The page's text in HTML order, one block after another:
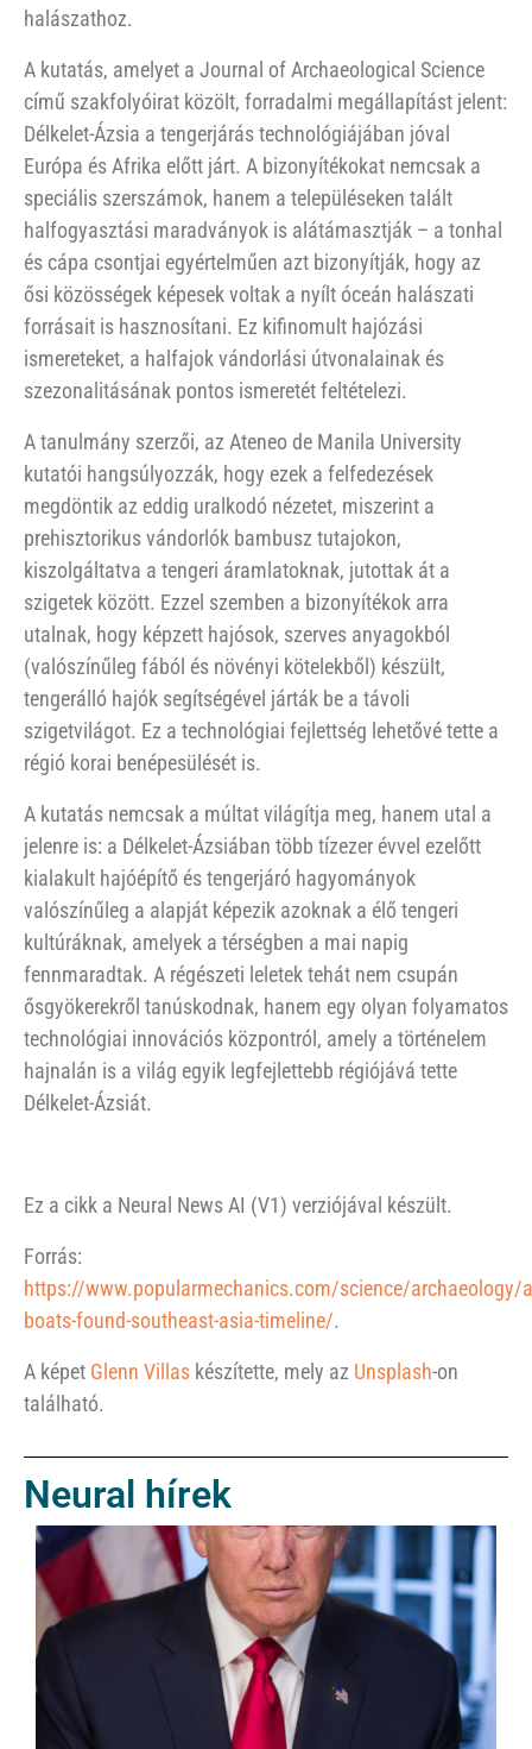
halászathoz.
A kutatás, amelyet a Journal of Archaeological Science
című szakfolyóirat közölt, forradalmi megállapítást jelent:
Délkelet-Ázsia a tengerjárás technológiájában jóval
Európa és Afrika előtt járt. A bizonyítékokat nemcsak a
speciális szerszámok, hanem a településeken talált
halfogyasztási maradványok is alátámasztják – a tonhal
és cápa csontjai egyértelműen azt bizonyítják, hogy az
ősi közösségek képesek voltak a nyílt óceán halászati
forrásait is hasznosítani. Ez kifinomult hajózási
ismereteket, a halfajok vándorlási útvonalainak és
szezonalitásának pontos ismeretét feltételezi.
A tanulmány szerzői, az Ateneo de Manila University
kutatói hangsúlyozzák, hogy ezek a felfedezések
megdöntik az eddig uralkodó nézetet, miszerint a
prehisztorikus vándorlók bambusz tutajokon,
kiszolgáltatva a tengeri áramlatoknak, jutottak át a
szigetek között. Ezzel szemben a bizonyítékok arra
utalnak, hogy képzett hajósok, szerves anyagokból
(valószínűleg fából és növényi kötelekből) készült,
tengerálló hajók segítségével járták be a távoli
szigetvilágot. Ez a technológiai fejlettség lehetővé tette a
régió korai benépesülését is.
A kutatás nemcsak a múltat világítja meg, hanem utal a
jelenre is: a Délkelet-Ázsiában több tízezer évvel ezelőtt
kialakult hajóépítő és tengerjáró hagyományok
valószínűleg a alapját képezik azoknak a élő tengeri
kultúráknak, amelyek a térségben a mai napig
fennmaradtak. A régészeti leletek tehát nem csupán
ősgyökerekről tanúskodnak, hanem egy olyan folyamatos
technológiai innovációs központról, amely a történelem
hajnalán is a világ egyik legfejlettebb régiójává tette
Délkelet-Ázsiát.
Ez a cikk a Neural News AI (V1) verziójával készült.
Forrás:
https://www.popularmechanics.com/science/archaeology/
boats-found-southeast-asia-timeline/.
A képet Glenn Villas készítette, mely az Unsplash-on
található.
Neural hírek